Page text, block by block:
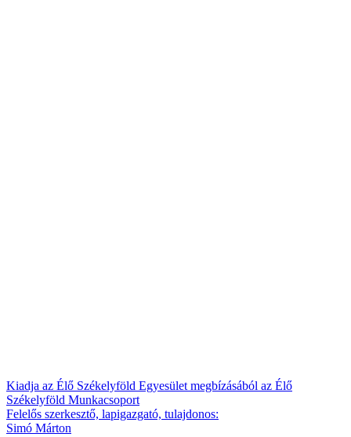
Kiadja az Élő Székelyföld Egyesület megbízásából az Élő
Székelyföld Munkacsoport
Felelős szerkesztő, lapigazgató, tulajdonos:
Simó Márton